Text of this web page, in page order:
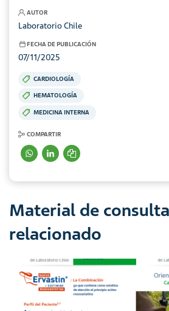
AUTOR
Laboratorio Chile
FECHA DE PUBLICACIÓN
07/11/2025
CARDIOLOGÍA
HEMATOLOGÍA
MEDICINA INTERNA
COMPARTIR
Material de consulta
relacionado